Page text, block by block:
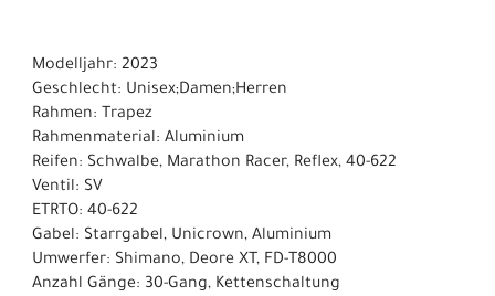
Modelljahr: 2023
Geschlecht: Unisex;Damen;Herren
Rahmen: Trapez
Rahmenmaterial: Aluminium
Reifen: Schwalbe, Marathon Racer, Reflex, 40-622
Ventil: SV
ETRTO: 40-622
Gabel: Starrgabel, Unicrown, Aluminium
Umwerfer: Shimano, Deore XT, FD-T8000
Anzahl Gänge: 30-Gang, Kettenschaltung